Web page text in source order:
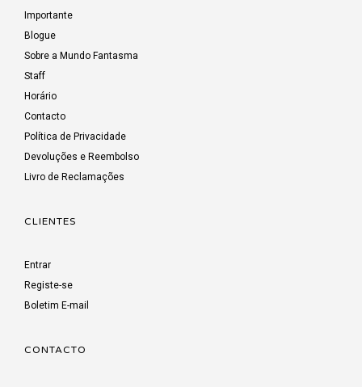
Importante
Blogue
Sobre a Mundo Fantasma
Staff
Horário
Contacto
Política de Privacidade
Devoluções e Reembolso
Livro de Reclamações
CLIENTES
Entrar
Registe-se
Boletim E-mail
CONTACTO